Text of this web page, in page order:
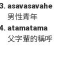
asavasavahe
男性青年
atamatama
父字輩的稱呼